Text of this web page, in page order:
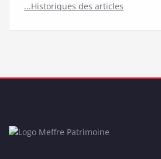
...Historiques des articles